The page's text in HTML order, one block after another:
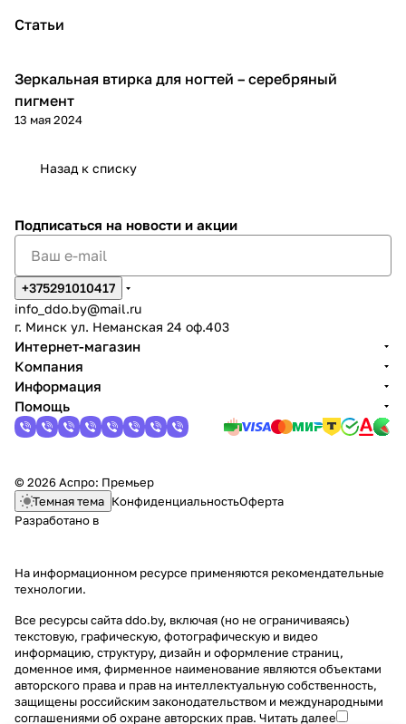
Статьи
Разборы техник и дизайнов
Зеркальная втирка для ногтей – серебряный
пигмент
13 мая 2024
Назад к списку
Подписаться на новости и акции
+375291010417
info_ddo.by@mail.ru
г. Минск ул. Неманская 24 оф.403
Интернет-магазин
Компания
Информация
Помощь
© 2026 Аспро: Премьер
Темная тема КонфиденциальностьОферта
Разработано в
На информационном ресурсе применяются рекомендательные
технологии.
Все ресурсы сайта ddo.by, включая (но не ограничиваясь)
текстовую, графическую, фотографическую и видео
информацию, структуру, дизайн и оформление страниц,
доменное имя, фирменное наименование являются объектами
авторского права и прав на интеллектуальную собственность,
защищены российским законодательством и международными
соглашениями об охране авторских прав. Читать далее